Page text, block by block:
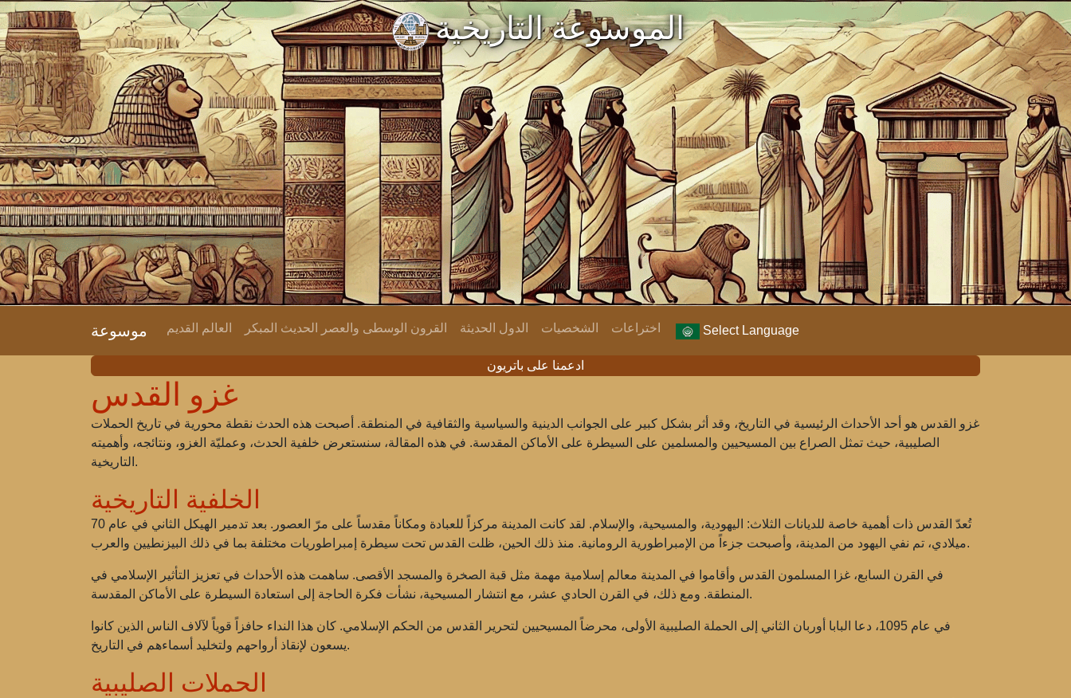
الموسوعة التاريخية
موسوعة العالم القديم القرون الوسطى والعصر الحديث المبكر الدول الحديثة الشخصيات اختراعات Select Language
ادعمنا على باتريون
غزو القدس
غزو القدس هو أحد الأحداث الرئيسية في التاريخ، وقد أثر بشكل كبير على الجوانب الدينية والسياسية والثقافية في المنطقة. أصبحت هذه الحدث نقطة محورية في تاريخ الحملات
الصليبية، حيث تمثل الصراع بين المسيحيين والمسلمين على السيطرة على الأماكن المقدسة. في هذه المقالة، سنستعرض خلفية الحدث، وعمليّة الغزو، ونتائجه، وأهميته
التاريخية.
الخلفية التاريخية
تُعدّ القدس ذات أهمية خاصة للديانات الثلاث: اليهودية، والمسيحية، والإسلام. لقد كانت المدينة مركزاً للعبادة ومكاناً مقدساً على مرّ العصور. بعد تدمير الهيكل الثاني في عام 70
ميلادي، تم نفي اليهود من المدينة، وأصبحت جزءاً من الإمبراطورية الرومانية. منذ ذلك الحين، ظلت القدس تحت سيطرة إمبراطوريات مختلفة بما في ذلك البيزنطيين والعرب.
في القرن السابع، غزا المسلمون القدس وأقاموا في المدينة معالم إسلامية مهمة مثل قبة الصخرة والمسجد الأقصى. ساهمت هذه الأحداث في تعزيز التأثير الإسلامي في
المنطقة. ومع ذلك، في القرن الحادي عشر، مع انتشار المسيحية، نشأت فكرة الحاجة إلى استعادة السيطرة على الأماكن المقدسة.
في عام 1095، دعا البابا أوربان الثاني إلى الحملة الصليبية الأولى، محرضاً المسيحيين لتحرير القدس من الحكم الإسلامي. كان هذا النداء حافزاً قوياً لآلاف الناس الذين كانوا
يسعون لإنقاذ أرواحهم ولتخليد أسماءهم في التاريخ.
الحملات الصليبية